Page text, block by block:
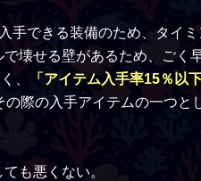
手できる装備のため、タイ
壊せる壁があるため、ごく
、 「アイテム入手率15％以
際の入手アイテムの一つと
も悪くない。